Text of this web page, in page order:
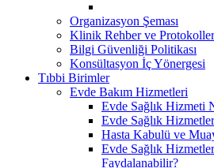
Organizasyon Şeması
Klinik Rehber ve Protokoller
Bilgi Güvenliği Politikası
Konsültasyon İç Yönergesi
Tıbbi Birimler
Evde Bakım Hizmetleri
Evde Sağlık Hizmeti
Evde Sağlık
Hasta Kabulü ve
Evde Sağlık
Faydalanabilir?